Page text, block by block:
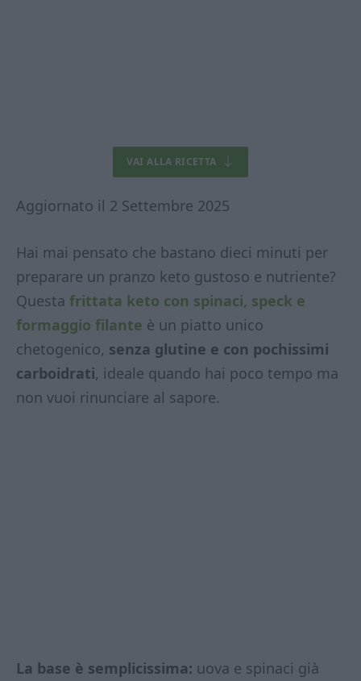
VAI ALLA RICETTA
Aggiornato il 2 Settembre 2025
Hai mai pensato che bastano dieci minuti per
preparare un pranzo keto gustoso e nutriente?
Questa frittata keto con spinaci, speck e
formaggio filante è un piatto unico
chetogenico, senza glutine e con pochissimi
carboidrati, ideale quando hai poco tempo ma
non vuoi rinunciare al sapore.
La base è semplicissima: uova e spinaci già